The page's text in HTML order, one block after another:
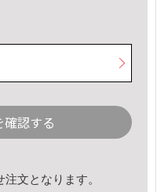
認する
文となります。